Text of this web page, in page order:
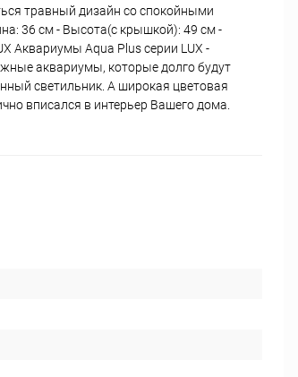
травный дизайн со спокойными
36 см - Высота(с крышкой): 49 см -
Аквариумы Aqua Plus серии LUX -
аквариумы, которые долго будут
светильник. А широкая цветовая
вписался в интерьер Вашего дома.